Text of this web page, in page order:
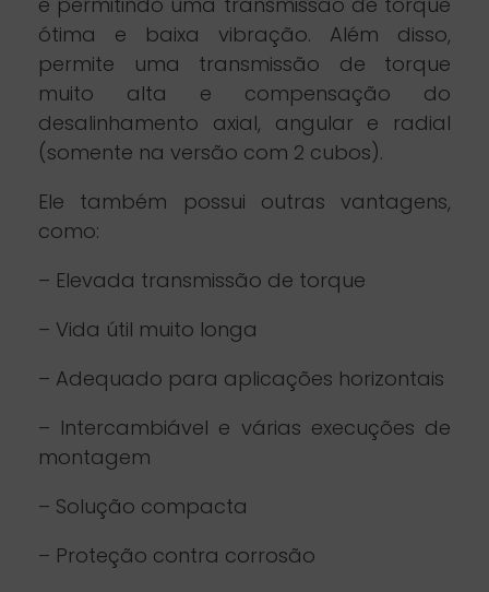
ótima e baixa vibração. Além disso,
permite uma transmissão de torque
muito alta e compensação do
desalinhamento axial, angular e radial
(somente na versão com 2 cubos).
Ele também possui outras vantagens,
como:
– Elevada transmissão de torque
– Vida útil muito longa
– Adequado para aplicações horizontais
– Intercambiável e várias execuções de
montagem
– Solução compacta
– Proteção contra corrosão